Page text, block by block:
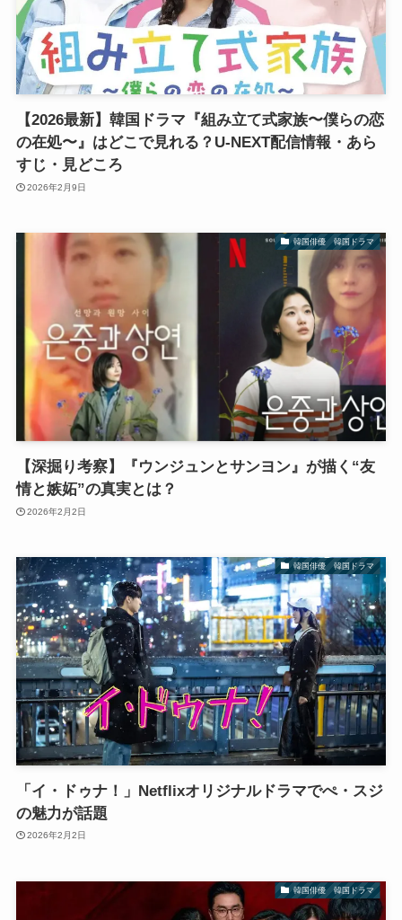
【2026最新】韓国ドラマ『組み立て式家族〜僕らの恋
の在処〜』はどこで見れる？U-NEXT配信情報・あら
すじ・見どころ
2026年2月9日
韓国俳優 韓国ドラマ
【深掘り考察】『ウンジュンとサンヨン』が描く“友
情と嫉妬”の真実とは？
2026年2月2日
韓国俳優 韓国ドラマ
「イ・ドゥナ！」Netflixオリジナルドラマでぺ・スジ
の魅力が話題
2026年2月2日
韓国俳優 韓国ドラマ